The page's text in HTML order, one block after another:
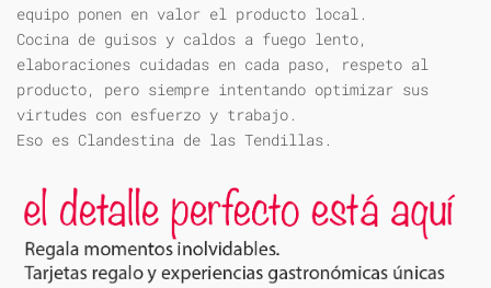
equipo ponen en valor el producto local.
Cocina de guisos y caldos a fuego lento,
elaboraciones cuidadas en cada paso, respeto al
producto, pero siempre intentando optimizar sus
virtudes con esfuerzo y trabajo.
Eso es Clandestina de las Tendillas.